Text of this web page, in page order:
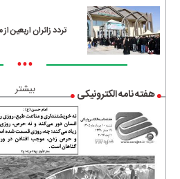
تردد زائران اربعین
•••
بیشتر هفته نامه الکترونیکی